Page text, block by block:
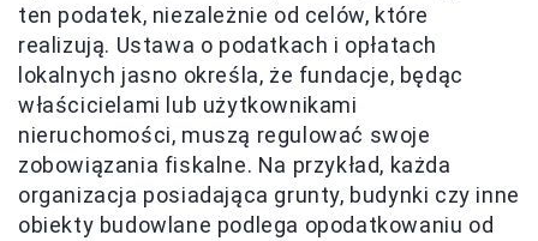
ten podatek, niezależnie od celów, które
realizują. Ustawa o podatkach i opłatach
lokalnych jasno określa, że fundacje, będąc
właścicielami lub użytkownikami
nieruchomości, muszą regulować swoje
zobowiązania fiskalne. Na przykład, każda
organizacja posiadająca grunty, budynki czy inne
obiekty budowlane podlega opodatkowaniu od